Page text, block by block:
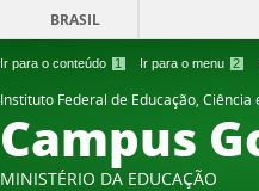
Ir para o conteúdo 1 Ir para o menu 2
BRASIL
Instituto Federal de Educação,
Campus
MINISTÉRIO DA EDUCAÇÃO